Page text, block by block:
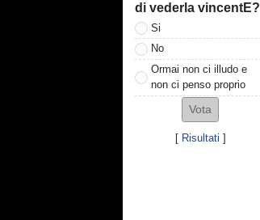
di vederla vincentE?
Si
No
Ormai non ci illudo e
non ci penso proprio
[ Risultati ]